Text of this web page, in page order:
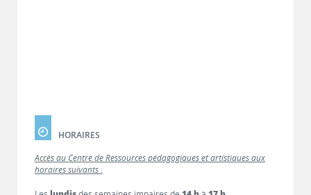
HORAIRES
Accès au Centre de Ressources pédagogiques et artistiques aux
horaires suivants :